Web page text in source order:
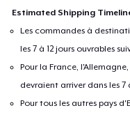
Estimated Shipping
Les commandes à
les 7 à 12 jours ouvrables
Pour la France,
devraient arriver dans les 7
Pour tous les autres pays